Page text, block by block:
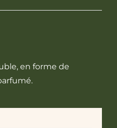
en forme de